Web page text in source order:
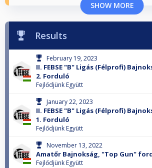
SHOW MORE
Results
February 19, 2023
II. FEBSE "B" Ligás (Félprofi)
2. Forduló
Fejlődjünk Együtt
January 22, 2023
II. FEBSE "B" Ligás (Félprofi)
1. Forduló
Fejlődjünk Együtt
November 13, 2022
Amatőr Bajnokság, "Top Gun"
Fejlődjünk Együtt